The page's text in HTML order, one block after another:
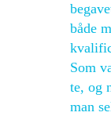
både
Som
te, og
man